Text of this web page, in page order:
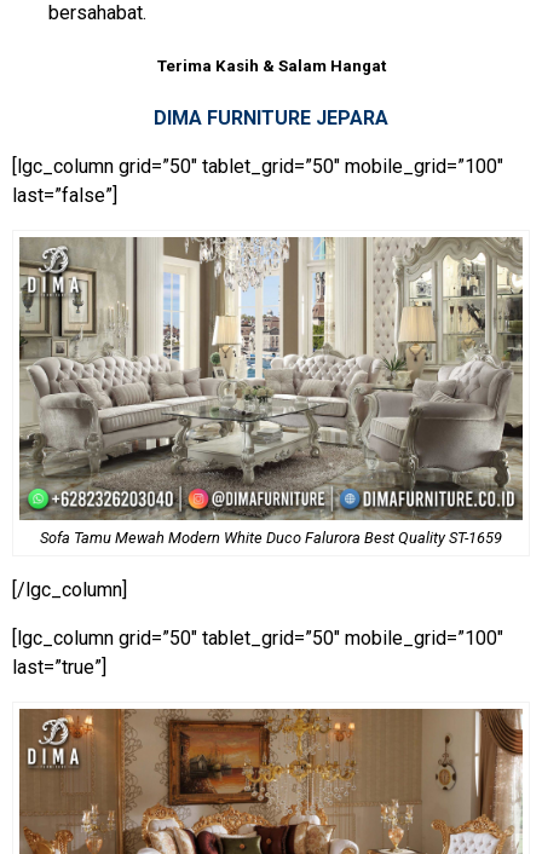
bersahabat.
Terima Kasih & Salam Hangat
DIMA FURNITURE JEPARA
[lgc_column grid=”50″ tablet_grid=”50″ mobile_grid=”100″
last=”false”]
Sofa Tamu Mewah Modern White Duco Falurora Best Quality ST-1659
[/lgc_column]
[lgc_column grid=”50″ tablet_grid=”50″ mobile_grid=”100″
last=”true”]